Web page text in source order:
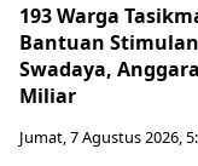
193 Warga
Bantuan
Swadaya,
Miliar
Jumat, 7 Agustus 2026,